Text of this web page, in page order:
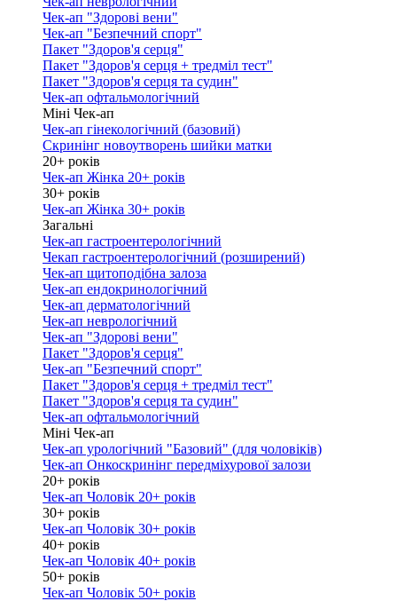
Чек-ап "Здорові вени"
Чек-ап "Безпечний спорт"
Пакет "Здоров'я серця"
Пакет "Здоров'я серця + тредміл тест"
Пакет "Здоров'я серця та судин"
Чек-ап офтальмологічний
Міні Чек-ап
Чек-ап гінекологічний (базовий)
Скринінг новоутворень шийки матки
20+ років
Чек-ап Жінка 20+ років
30+ років
Чек-ап Жінка 30+ років
Загальні
Чек-ап гастроентерологічний
Чекап гастроентерологічний (розширений)
Чек-ап щитоподібна залоза
Чек-ап ендокринологічний
Чек-ап дерматологічний
Чек-ап неврологічний
Чек-ап "Здорові вени"
Пакет "Здоров'я серця"
Чек-ап "Безпечний спорт"
Пакет "Здоров'я серця + тредміл тест"
Пакет "Здоров'я серця та судин"
Чек-ап офтальмологічний
Міні Чек-ап
Чек-ап урологічний "Базовий" (для чоловіків)
Чек-ап Онкоскринінг передміхурової залози
20+ років
Чек-ап Чоловік 20+ років
30+ років
Чек-ап Чоловік 30+ років
40+ років
Чек-ап Чоловік 40+ років
50+ років
Чек-ап Чоловік 50+ років